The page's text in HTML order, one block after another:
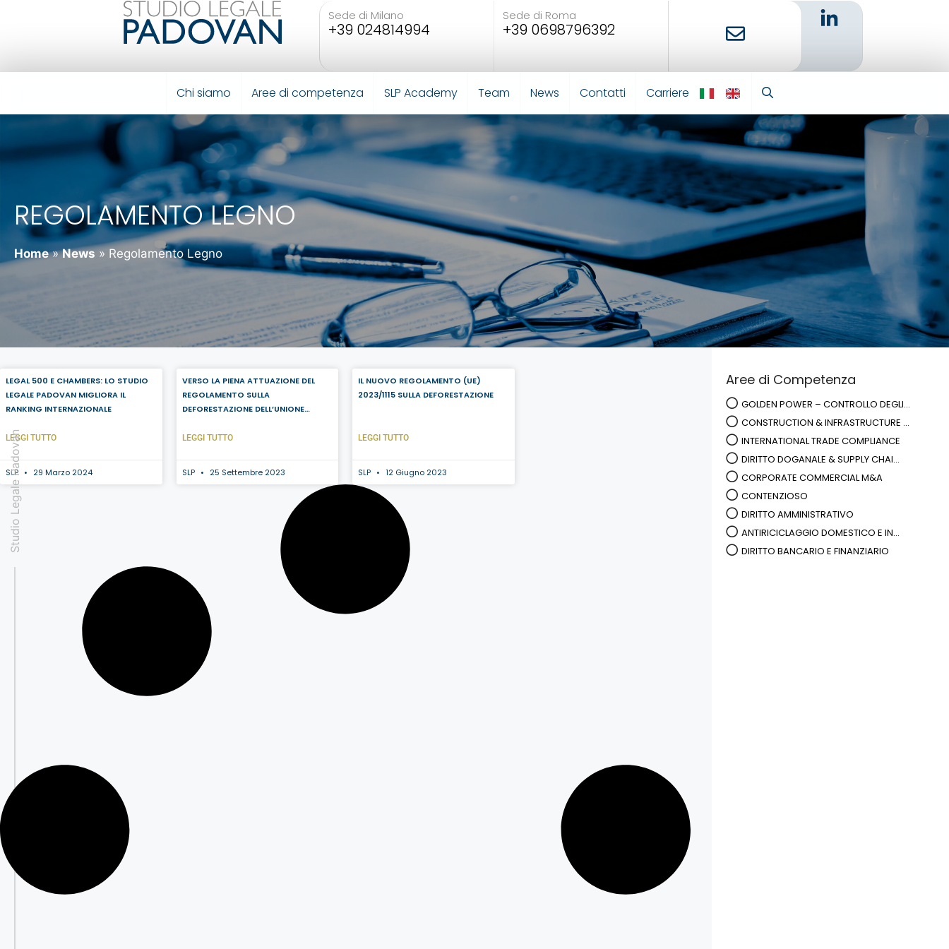
Sede di Milano
+39 024814994
Sede di Roma
+39 0698796392
Chi siamo Aree di competenza SLP Academy Team News Contatti
Carriere
REGOLAMENTO LEGNO
Home » News » Regolamento Legno
Studio Legale Padovan
LEGAL 500 E CHAMBERS: LO STUDIO
LEGALE PADOVAN MIGLIORA IL
RANKING INTERNAZIONALE
LEGGI TUTTO
SLP 29 Marzo 2024
VERSO LA PIENA ATTUAZIONE DEL
REGOLAMENTO SULLA
DEFORESTAZIONE DELL’UNIONE
LEGGI TUTTO
SLP 25 Settembre 2023
IL NUOVO REGOLAMENTO (UE)
2023/1115 SULLA DEFORESTAZIONE
LEGGI TUTTO
SLP 12 Giugno 2023
Aree di Competenza
GOLDEN POWER – CONTROLLO DEGLI...
CONSTRUCTION & INFRASTRUCTURE ...
INTERNATIONAL TRADE COMPLIANCE
DIRITTO DOGANALE & SUPPLY CHAI...
CORPORATE COMMERCIAL M&A
CONTENZIOSO
DIRITTO AMMINISTRATIVO
ANTIRICICLAGGIO DOMESTICO E IN...
DIRITTO BANCARIO E FINANZIARIO